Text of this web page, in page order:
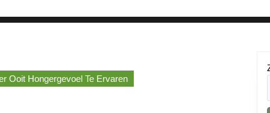
Ooit Hongergevoel Te Ervaren